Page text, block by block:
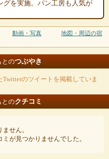
グを実施。パン工房も人気が
動画・写真 地図・周辺の宿
とのつぶやき
Twitterのツイートを掲載していま
とのクチコミ
せん。
が見つかりませんでした。